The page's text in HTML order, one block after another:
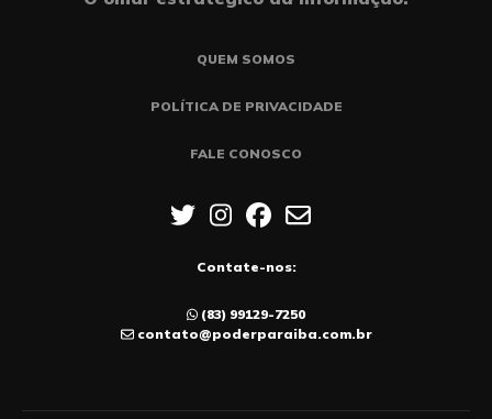
QUEM SOMOS
POLÍTICA DE PRIVACIDADE
FALE CONOSCO
Contate-nos:
(83) 99129-7250
contato@poderparaiba.com.br